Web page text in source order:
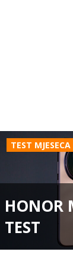
TEST MJESECA
HONOR
TEST